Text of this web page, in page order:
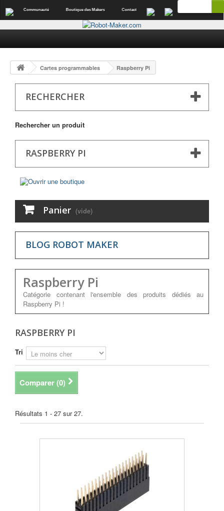
Communauté Boutique des Makers Contact
Cartes programmables Raspberry Pi
RECHERCHER
Rechercher un produit
RASPBERRY PI
Panier (vide)
BLOG ROBOT MAKER
Raspberry Pi
Catégorie contenant l'ensemble des produits dédiés au
Raspberry Pi !
RASPBERRY PI
Tri
Comparer (0)
Résultats 1 - 27 sur 27.